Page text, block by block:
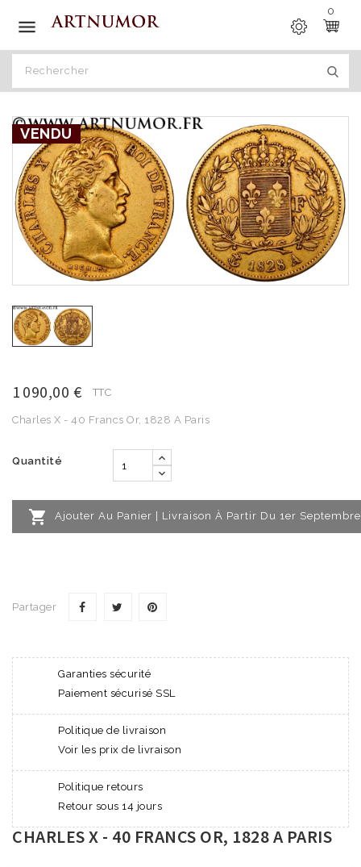

0
VENDU
1 090,00 € TTC
Charles X - 40 Francs Or, 1828 A Paris
Quantité
 Ajouter Au Panier | Livraison À Partir Du 1er Septembre
Partager
Garanties sécurité
Paiement sécurisé SSL
Politique de livraison
Voir les prix de livraison
Politique retours
Retour sous 14 jours
CHARLES X - 40 FRANCS OR, 1828 A PARIS